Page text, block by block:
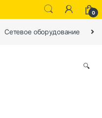
0
Сетевое оборудование
🔍